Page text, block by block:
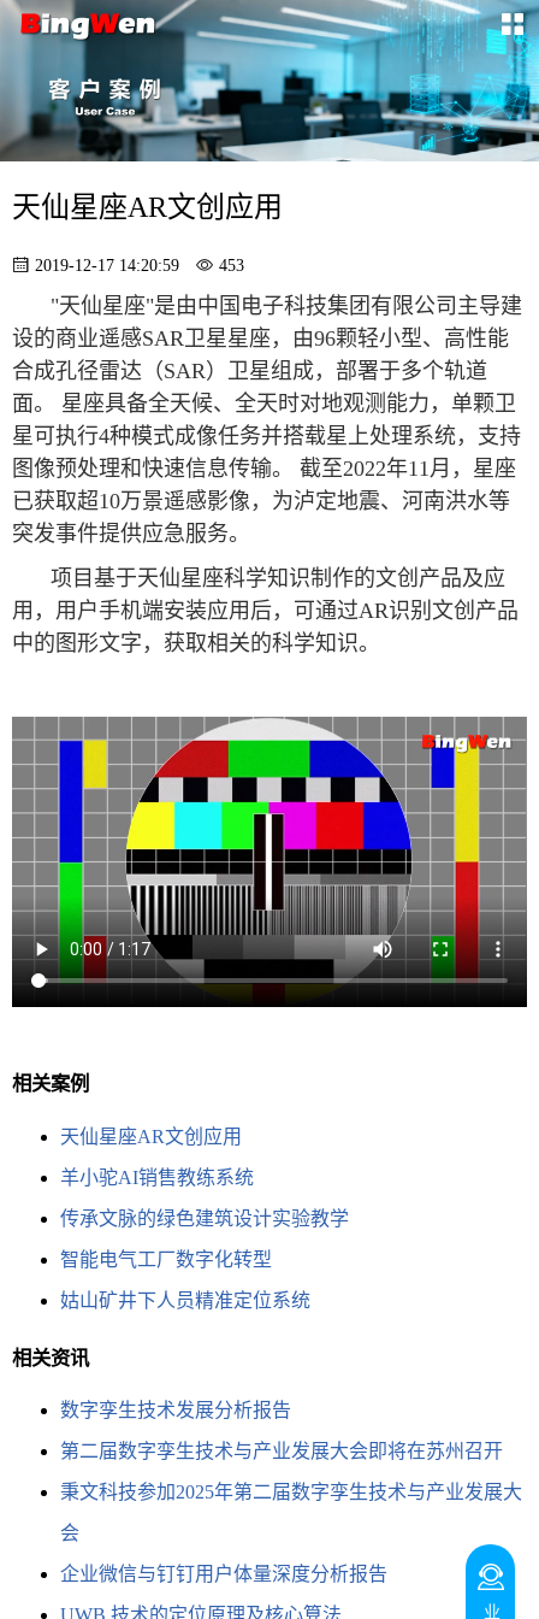
天仙星座AR文创应用
2019-12-17 14:20:59 453
"天仙星座"是由中国电子科技集团有限公司主导建
设的商业遥感SAR卫星星座，由96颗轻小型、高性能
合成孔径雷达（SAR）卫星组成，部署于多个轨道
面。 星座具备全天候、全天时对地观测能力，单颗卫
星可执行4种模式成像任务并搭载星上处理系统，支持
图像预处理和快速信息传输。 截至2022年11月，星座
已获取超10万景遥感影像，为泸定地震、河南洪水等
突发事件提供应急服务。
项目基于天仙星座科学知识制作的文创产品及应
用，用户手机端安装应用后，可通过AR识别文创产品
中的图形文字，获取相关的科学知识。
相关案例
天仙星座AR文创应用
羊小驼AI销售教练系统
传承文脉的绿色建筑设计实验教学
智能电气工厂数字化转型
姑山矿井下人员精准定位系统
相关资讯
数字孪生技术发展分析报告​
第二届数字孪生技术与产业发展大会即将在苏州召开
秉文科技参加2025年第二届数字孪生技术与产业发展大
会
企业微信与钉钉用户体量深度分析报告
UWB 技术的定位原理及核心算法